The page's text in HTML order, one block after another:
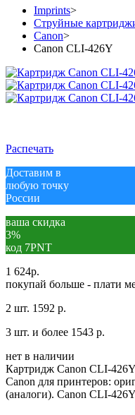
Imprints>
Струйные
Canon>
Canon CLI-426Y
Распечать
Доставим в
любую точку
России
ваша скидка
3%
код 7PNT
1 624р.
покупай больше - плати
2 шт. 1592 р.
3 шт. и более 1543 р.
нет в наличии
Картридж Canon CLI-
Canon для принтеров:
(аналоги). Canon CLI-